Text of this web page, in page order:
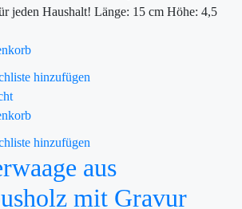
jeden Haushalt! Länge: 15 cm Höhe: 4,5
hinzufügen
hinzufügen
aus
mit Gravur